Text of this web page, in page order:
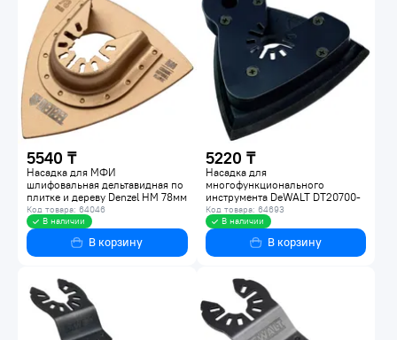
5540 ₸
Насадка для МФИ
шлифовальная дельтавидная по
плитке и дереву Denzel HM 78мм
782323
Код товара: 64046
В наличии
В корзину
5220 ₸
Насадка для
многофункционального
инструмента DeWALT DT20700-
QZ
Код товара: 64693
В наличии
В корзину